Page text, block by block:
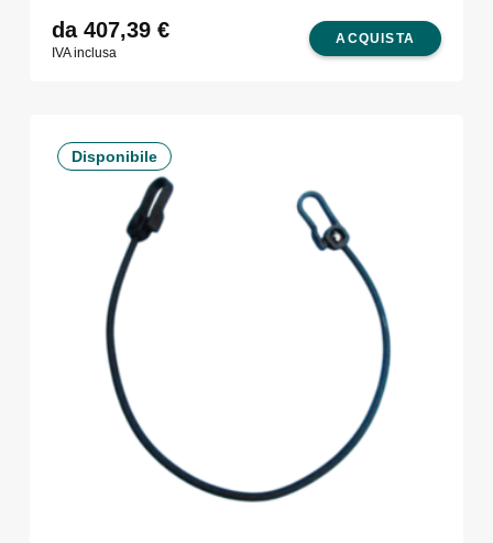
ACQUISTA
da 407,39 €
IVA inclusa
Disponibile